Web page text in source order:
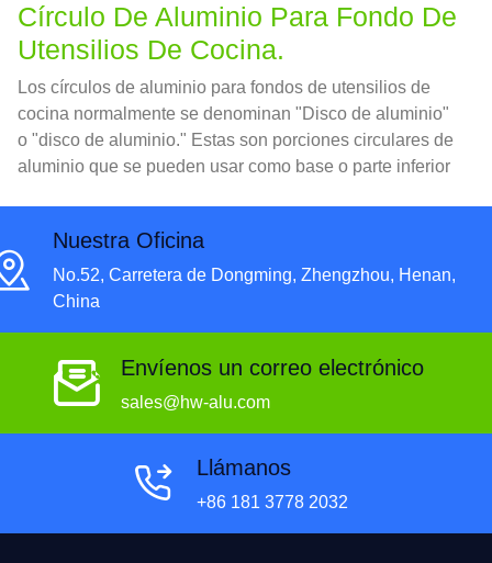
Círculo De Aluminio Para Fondo De
Utensilios De Cocina.
Los círculos de aluminio para fondos de utensilios de
cocina normalmente se denominan "Disco de aluminio"
o "disco de aluminio." Estas son porciones circulares de
aluminio que se pueden usar como base o parte inferior
Nuestra Oficina
No.52, Carretera de Dongming, Zhengzhou, Henan,
China
Envíenos un correo electrónico
sales@hw-alu.com
Llámanos
+86 181 3778 2032